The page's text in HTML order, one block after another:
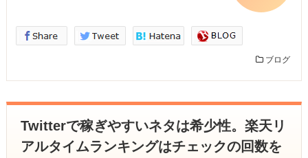
ブログ
Twitterで稼ぎやすいネタは希少性。楽天リ
アルタイムランキングはチェックの回数を